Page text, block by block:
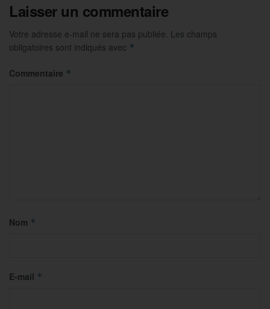
Laisser un commentaire
Votre adresse e-mail ne sera pas publiée. Les champs
obligatoires sont indiqués avec *
Commentaire *
Nom *
E-mail *